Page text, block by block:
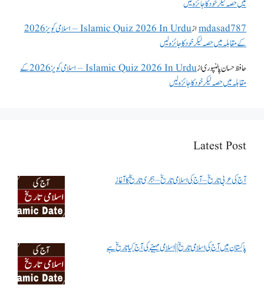
میں حصہ لیکر خود کا جائزہ لیں
mdasad787از
Islamic Quiz 2026 In Urdu – اسلامی کویز 2026
کے مقابلہ میں حصہ لیکر خود کا جائزہ لیں
حافظ حسان پالنپوریاز
Islamic Quiz 2026 In Urdu – اسلامی کویز 2026 کے
مقابلہ میں حصہ لیکر خود کا جائزہ لیں
Latest Post
آج کی عربی تاریخ – آج کی اسلامی تاریخ – ہجری تاریخ کا آغاز
پاکستان میں آج کی اسلامی تاریخ || اسلامی مہینے کی آج کیا تاریخ ہے